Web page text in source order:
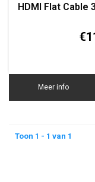
HDMI Flat Cable
Meer info
Toon 1 - 1 van 1